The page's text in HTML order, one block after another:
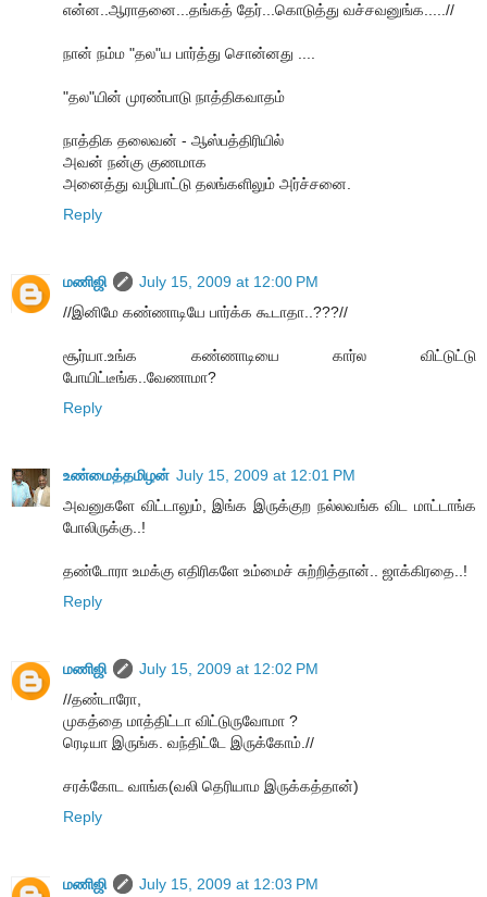
என்ன..ஆராதனை...தங்கத் தேர்...கொடுத்து வச்சவனுங்க.....//
நான் நம்ம "தல"ய பார்த்து சொன்னது ....
"தல"யின் முரண்பாடு நாத்திகவாதம்
நாத்திக தலைவன் - ஆஸ்பத்திரியில்
அவன் நன்கு குணமாக
அனைத்து வழிபாட்டு தலங்களிலும் அர்ச்சனை.
Reply
மணிஜி
July 15, 2009 at 12:00 PM
//இனிமே கண்ணாடியே பார்க்க கூடாதா..???//
சூர்யா.உங்க கண்ணாடியை கார்ல விட்டுட்டு
போயிட்டீங்க..வேணாமா?
Reply
உண்மைத்தமிழன் July 15, 2009 at 12:01 PM
அவனுகளே விட்டாலும், இங்க இருக்குற நல்லவங்க விட மாட்டாங்க
போலிருக்கு..!
தண்டோரா உமக்கு எதிரிகளே உம்மைச் சுற்றித்தான்.. ஜாக்கிரதை..!
Reply
மணிஜி
July 15, 2009 at 12:02 PM
//தண்டாரோ,
முகத்தை மாத்திட்டா விட்டுருவோமா ?
ரெடியா இருங்க. வந்திட்டே இருக்கோம்.//
சரக்கோட வாங்க(வலி தெரியாம இருக்கத்தான்)
Reply
மணிஜி July 15, 2009 at 12:03 PM